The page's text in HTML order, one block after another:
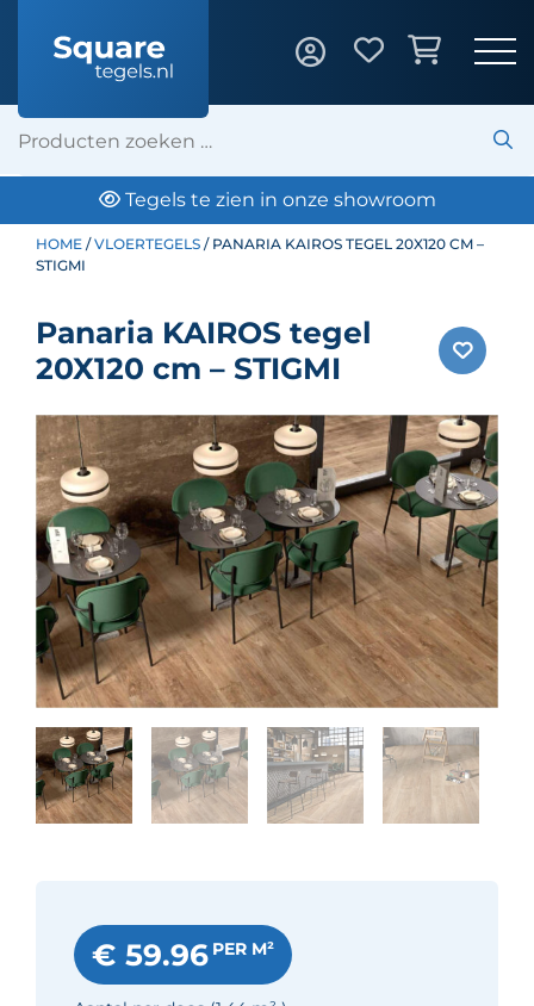
Tegels te zien in onze showroom
HOME /VLOERTEGELS / PANARIA KAIROS TEGEL 20X120 CM –
STIGMI
Panaria KAIROS tegel
20X120 cm – STIGMI
€ 59.96 PER M²